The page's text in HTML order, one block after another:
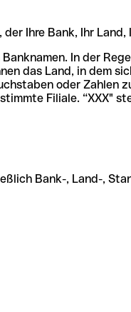
Ihre Bank, Ihr
In der
das Land, in dem
oder
Filiale. “XXX"
Bank-, Land-,